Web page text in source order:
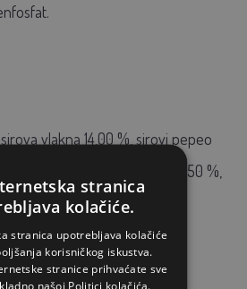
vlakna 14,00 %, sirovi pepeo
2,10 %, kalcij 0,80 %, fosfor 0,50 %,
%.
kg):
stranica
kolačiće.
stranica upotrebljava kolačiće
korisničkog iskustva.
stranice prihvaćate sve
našoj Politici kolačića.